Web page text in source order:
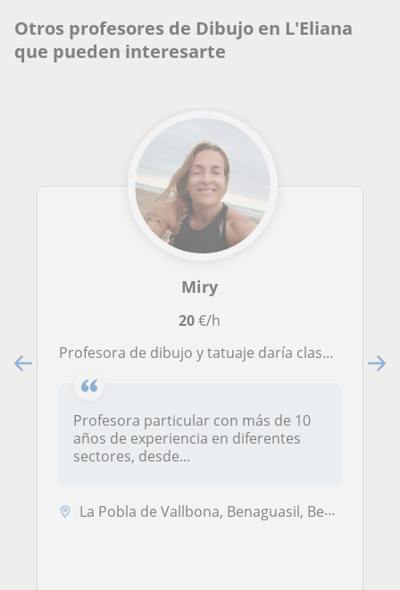
Otros profesores de Dibujo en L'Eliana
que pueden interesarte
Miry
20€/h
Profesora de dibujo y tatuaje daría clases a jóvenes con ganas de dar el salto al mundo de la tinta
Profesora particular con más de 10
años de experiencia en diferentes
sectores, desde...
La Pobla de Vallbona, Benaguasil, Benisanó, L'Eliana